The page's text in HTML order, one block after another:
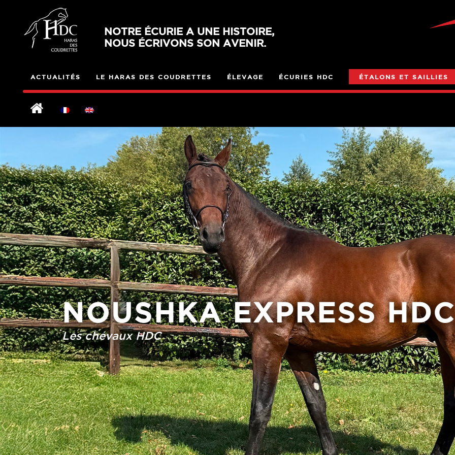
NOTRE ÉCURIE A UNE HISTOIRE,
NOUS ÉCRIVONS SON AVENIR.
ACTUALITÉS LE HARAS DES COUDRETTES ÉLEVAGE ÉCURIES HDC ÉTALONS ET SAILLIES
NOUSHKA EXPRESS HDC
Les chevaux HDC